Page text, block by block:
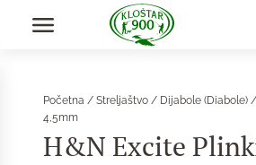
Početna / Streljaštvo / Dijabole (Diabole) /
4,5mm
H&N Excite